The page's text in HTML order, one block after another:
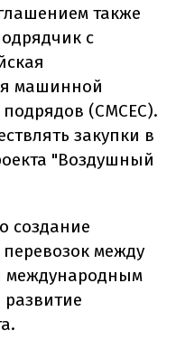
также
с
машинной
(СМСЕС).
закупки в
"Воздушный
создание
между
международным